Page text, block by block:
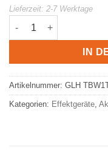
Lieferzeit: 2-7 Werktage
Lag BLUEWAVE1
IN
Artikelnummer: GLH
Kategorien: Effektgeräte,